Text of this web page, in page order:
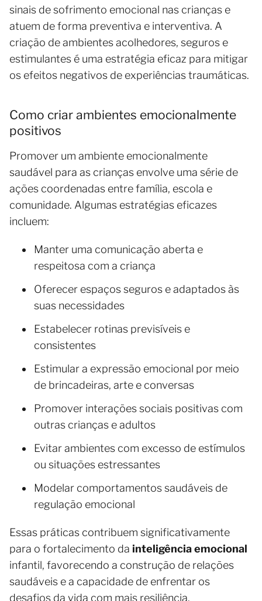
sinais de sofrimento emocional nas crianças e
atuem de forma preventiva e interventiva. A
criação de ambientes acolhedores, seguros e
estimulantes é uma estratégia eficaz para mitigar
os efeitos negativos de experiências traumáticas.
Como criar ambientes emocionalmente
positivos
Promover um ambiente emocionalmente
saudável para as crianças envolve uma série de
ações coordenadas entre família, escola e
comunidade. Algumas estratégias eficazes
incluem:
Manter uma comunicação aberta e
respeitosa com a criança
Oferecer espaços seguros e adaptados às
suas necessidades
Estabelecer rotinas previsíveis e
consistentes
Estimular a expressão emocional por meio
de brincadeiras, arte e conversas
Promover interações sociais positivas com
outras crianças e adultos
Evitar ambientes com excesso de estímulos
ou situações estressantes
Modelar comportamentos saudáveis de
regulação emocional
Essas práticas contribuem significativamente
para o fortalecimento da inteligência emocional
infantil, favorecendo a construção de relações
saudáveis e a capacidade de enfrentar os
desafios da vida com mais resiliência.